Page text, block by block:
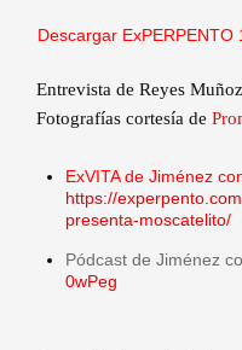
Descargar ExPERPENTO
Entrevista de Reyes Muñoz
Fotografías cortesía de
ExVITA de Jiménez
https://
presenta-moscatelito/
Pódcast de Jiménez
0wPeg